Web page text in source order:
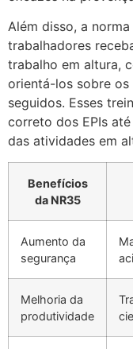
Além disso, a
trabalhadores
trabalho em altura,
orientá-los sobre os
seguidos. Esses
correto dos EPIs
das atividades em
Benefícios
da NR35
Aumento da
segurança
Melhoria da
produtividade